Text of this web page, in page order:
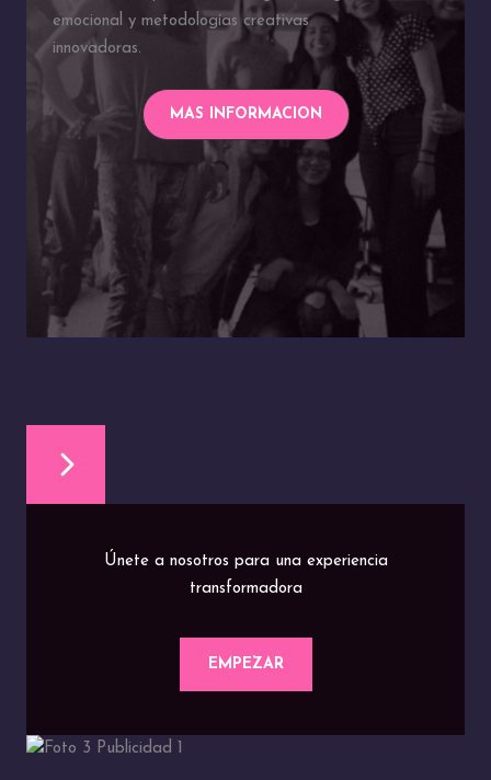
emocional y metodologías creativas
innovadoras.
MAS INFORMACION
Únete a nosotros para una experiencia
transformadora
EMPEZAR